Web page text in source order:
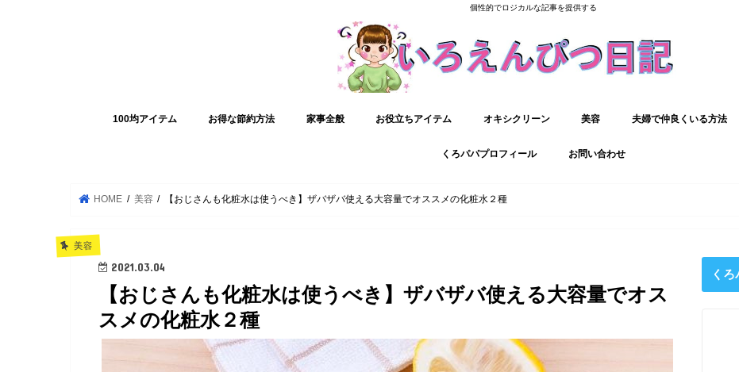
個性的でロジカルな記事を提供する
100均アイテム お得な節約方法 家事全般 お役立ちアイテム オキシクリーン 美容 夫婦で仲良くいる方法
くろパパプロフィール お問い合わせ
HOME 美容 【おじさんも化粧水は使うべき】ザバザバ使える大容量でオススメの化粧水２種
美容
2021.03.04
【おじさんも化粧水は使うべき】ザバザバ使える大容量でオス
スメの化粧水２種
く